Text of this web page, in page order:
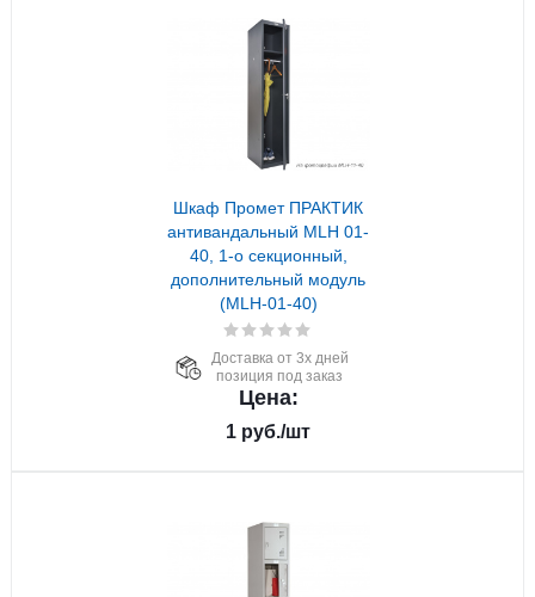
Шкаф Промет ПРАКТИК
антивандальный MLH 01-
40, 1-о секционный,
дополнительный модуль
(MLH-01-40)
Доставка от 3х дней
позиция под заказ
Цена:
1 руб./шт